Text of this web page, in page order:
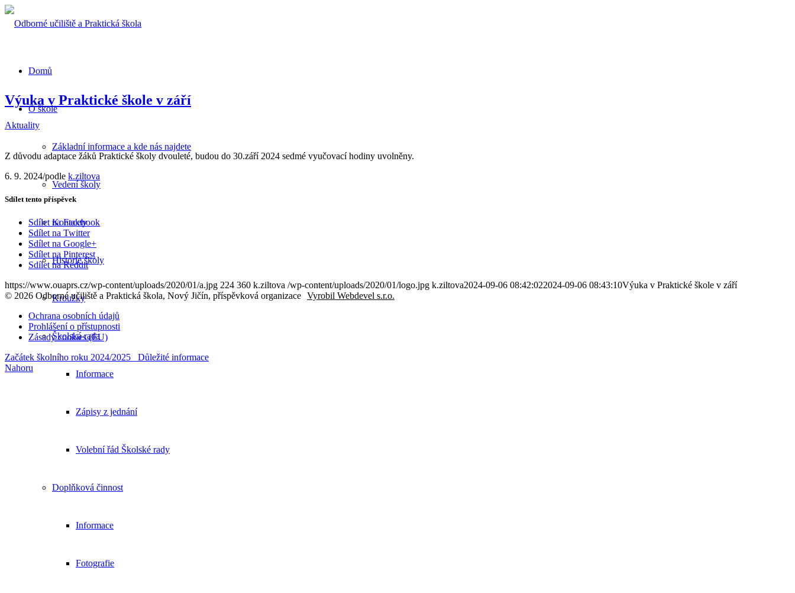
Domů
O škole
Základní informace a kde nás najdete
Vedení školy
Kontakty
Historie školy
Kroužky
Školská rada
Informace
Zápisy z jednání
Volební řád Školské rady
Doplňková činnost
Informace
Fotografie
Výuka v Praktické škole v září
Aktuality
Z důvodu adaptace žáků Praktické školy dvouleté, budou do 30.září 2024 sedmé vyučovací hodiny uvolněny.
6. 9. 2024/podle k.ziltova
Sdílet tento příspěvek
Sdílet na Facebook
Sdílet na Twitter
Sdílet na Google+
Sdílet na Pinterest
Sdílet na Reddit
https://www.ouaprs.cz/wp-content/uploads/2020/01/a.jpg 224 360 k.ziltova /wp-content/uploads/2020/01/logo.jpg k.ziltova2024-09-06 08:42:022024-09-06 08:43:10Výuka v Praktické škole v září
© 2026 Odborné učiliště a Praktická škola, Nový Jičín, příspěvková organizace Vyrobil Webdevel s.r.o.
Ochrana osobních údajů
Prohlášení o přístupnosti
Zásady cookies (EU)
Začátek školního roku 2024/2025
Důležité informace
Nahoru